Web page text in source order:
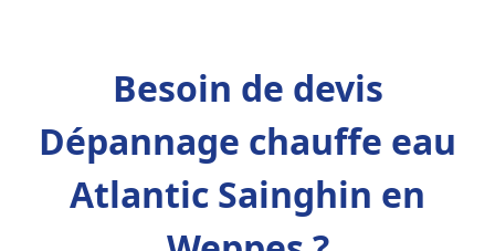
Besoin de devis
Dépannage chauffe eau
Atlantic Sainghin en